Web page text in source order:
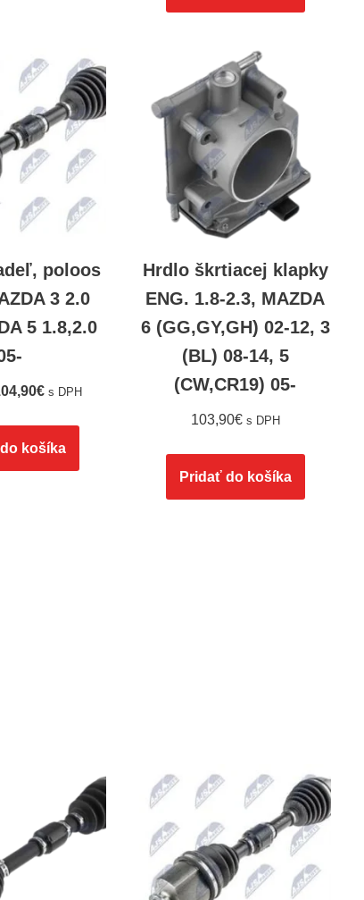
poloos
3 2.0
5 1.8,2.0
€ s DPH
košíka
Hrdlo škrtiacej klapky
ENG. 1.8-2.3, MAZDA
6 (GG,GY,GH) 02-12, 3
(BL) 08-14, 5
(CW,CR19) 05-
103,90€ s DPH
Pridať do košíka